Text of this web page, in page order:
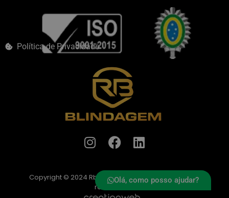
Política de Privacidade
Olá, como posso ajudar?
Copyright © 2024 Rb Blindagem – Todos os direitos
reservados.